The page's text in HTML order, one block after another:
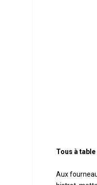
Tous à table
Aux